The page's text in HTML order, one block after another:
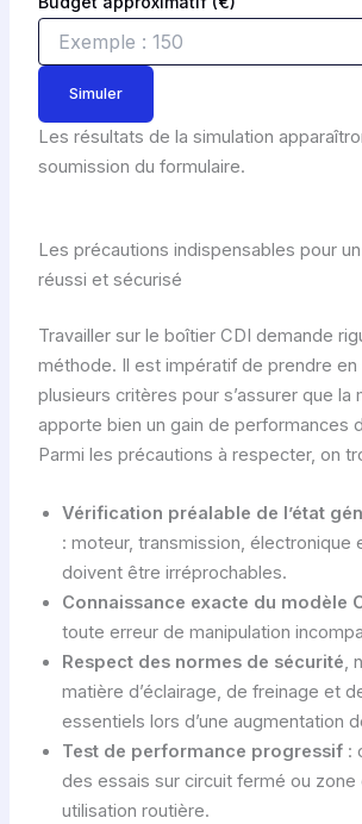
Simuler
Les résultats de la simulation
soumission du formulaire.
Les précautions indispensables pour
réussi et sécurisé
Travailler sur le boîtier CDI demande
méthode. Il est impératif de prendre
plusieurs critères pour s’assurer que la
apporte bien un gain de performances
Parmi les précautions à respecter, on
Vérification préalable de l’état
: moteur, transmission, électronique
doivent être irréprochables.
Connaissance exacte du modèle
toute erreur de manipulation
Respect des normes de sécurité ,
matière d’éclairage, de freinage et
essentiels lors d’une augmentation
Test de performance progressif:
des essais sur circuit fermé ou zone
utilisation routière.